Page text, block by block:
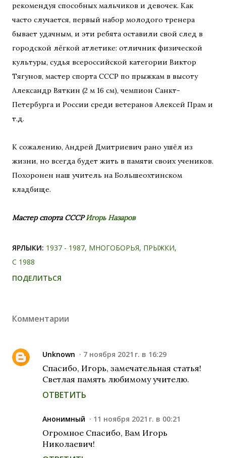
рекомендуя способных мальчиков и девочек. Как
часто случается, первый набор молодого тренера
бывает удачным, и эти ребята оставили свой след в
городской лёгкой атлетике: отличник физической
культуры, судья всероссийской категории Виктор
Тягунов, мастер спорта СССР по прыжкам в высоту
Александр Вяткин (2 м 16 см), чемпион Санкт-
Петербурга и России среди ветеранов Алексей Прам и
т.д.
К сожалению, Андрей Дмитриевич рано ушёл из
жизни, но всегда будет жить в памяти своих учеников.
Похоронен наш учитель на Большеохтинском
кладбище.
Мастер спорта СССРИгорь Назаров
ЯРЛЫКИ: 1937 - 1987 МНОГОБОРЬЯ ПРЫЖКИ
С 1988
ПОДЕЛИТЬСЯ
Комментарии
Unknown 7 ноября 2021 г. в 16:29
Спасибо, Игорь, замечательная статья!
Светлая память любимому учителю.
ОТВЕТИТЬ
Анонимный 11 ноября 2021 г. в 00:21
Огромное Спасибо, Вам Игорь
Николаевич!